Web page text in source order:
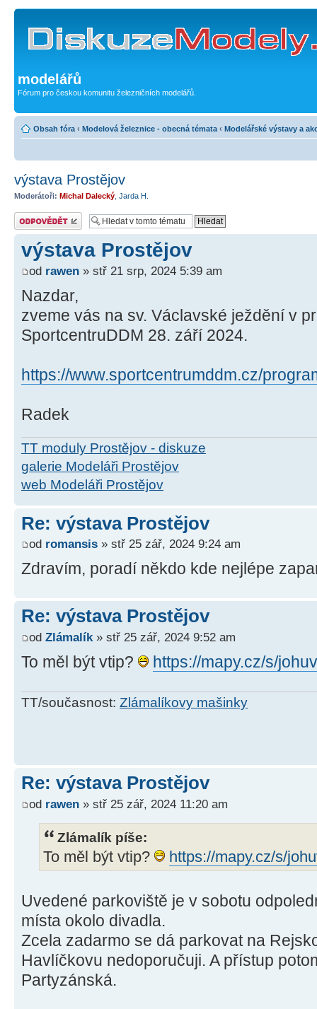
modelářů
Fórum pro českou komunitu železničních modelářů.
Obsah fóra ‹ Modelová železnice - obecná témata ‹ Modelářské výstavy a
výstava Prostějov
Moderátoři: Michal Dalecký Jarda H.
Odeslat odpověď
výstava Prostějov
od rawen » stř 21 srp, 2024 5:39 am
Nazdar,
zveme vás na sv. Václavské ježdění v
SportcentruDDM 28. září 2024.
https://www.sportcentrumddm.cz/
Radek
TT moduly Prostějov - diskuze
galerie Modeláři Prostějov
web Modeláři Prostějov
Re: výstava Prostějov
od romansis » stř 25 zář, 2024 9:24 am
Zdravím, poradí někdo kde nejlépe
Re: výstava Prostějov
od Zlámalík » stř 25 zář, 2024 9:52 am
To měl být vtip? https://mapy.cz/s/
TT/současnost: Zlámalíkovy mašinky
Re: výstava Prostějov
od rawen » stř 25 zář, 2024 11:20 am
Zlámalík píše:
To měl být vtip? https://mapy.cz/s/
Uvedené parkoviště je v sobotu
místa okolo divadla.
Zcela zadarmo se dá parkovat na
Havlíčkovu nedoporučuji. A přístup
Partyzánská.